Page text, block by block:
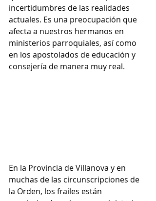
incertidumbres de las realidades
actuales. Es una preocupación que
afecta a nuestros hermanos en
ministerios parroquiales, así como
en los apostolados de educación y
consejería de manera muy real.
En la Provincia de Villanova y en
muchas de las circunscripciones de
la Orden, los frailes están